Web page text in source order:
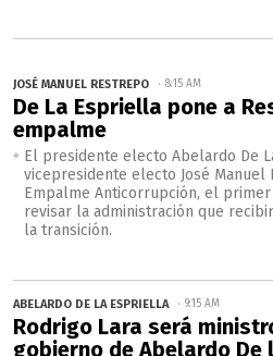
JOSÉ MANUEL RESTREPO 8:15 AM
De La Espriella pone a
empalme
El presidente electo Abelardo De
vicepresidente electo José
Empalme Anticorrupción, el
revisar la administración que
la transición.
ABELARDO DE LA ESPRIELLA 9:15 AM
Rodrigo Lara será
gobierno de Abelardo De